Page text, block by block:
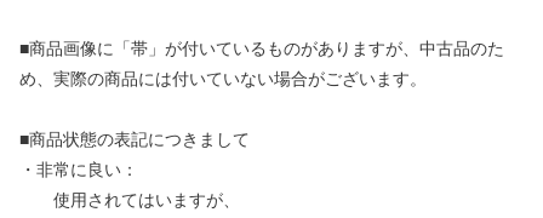
■商品画像に「帯」が付いているものがありますが、中古品のた
め、実際の商品には付いていない場合がございます。
■商品状態の表記につきまして
・非常に良い：
使用されてはいますが、